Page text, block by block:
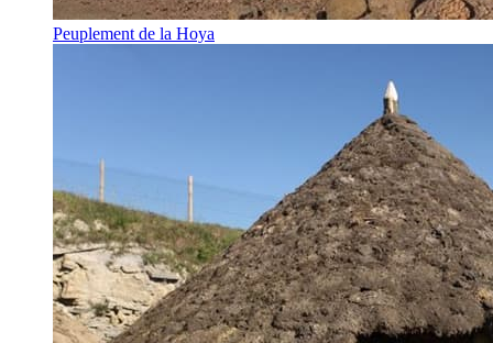
Peuplement de la Hoya